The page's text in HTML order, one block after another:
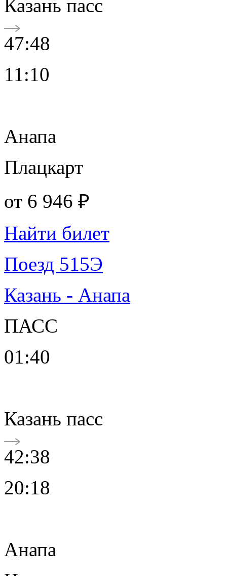
Казань пасс
47:48
11:10
Анапа
Плацкарт
от 6 946 ₽
Найти билет
Поезд 515Э
Казань - Анапа
ПАСС
01:40
Казань пасс
42:38
20:18
Анапа